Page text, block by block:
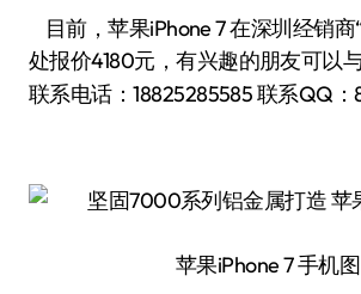
目前，苹果iPhone 7 在深圳经销商
处报价4180元，有兴趣的朋友可以
联系电话：18825285585联系QQ：
苹果iPhone 7 手机图